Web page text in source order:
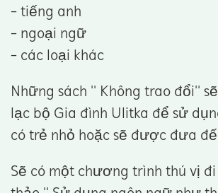
- tiếng anh
- ngoại ngữ
- các loại khác
Những sách '' Không trao đổi''
lạc bộ Gia đình Ulitka để sử
có trẻ nhỏ hoặc sẽ được đưa
Sẽ có một chương trình thú vị đi